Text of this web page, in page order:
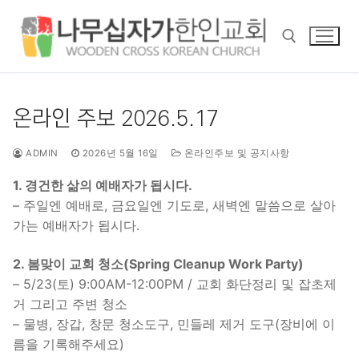
온라인 주보 2026.5.17
ADMIN 2026년 5월 16일 온라인주보 및 공지사항
1. 경건한 삶의 예배자가 됩시다.
– 주일엔 예배로, 금요일엔 기도로, 새벽엔 말씀으로 살아
가는 예배자가 됩시다.
2. 봄맞이 교회 청소(Spring Cleanup Work Party)
– 5/23(토) 9:00AM-12:00PM / 교회 화단정리 및 잡초제
거 그리고 주변 청소
– 물병, 장갑, 창문 청소도구, 민들레 제거 도구(장비에 이
름을 기록해주세요)